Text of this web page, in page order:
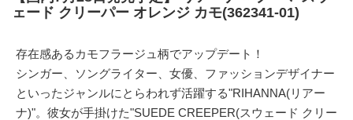
ェード クリーパー オレンジ カモ(362341-01)
存在感あるカモフラージュ柄でアップデート！
シンガー、ソングライター、女優、ファッションデザイナー
といったジャンルにとらわれず活躍する"RIHANNA(リアー
ナ)"。彼女が手掛けた"SUEDE CREEPER(スウェード クリー